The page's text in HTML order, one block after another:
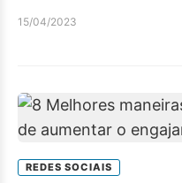
15/04/2023
REDES SOCIAIS